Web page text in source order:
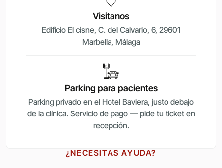
Visitanos
Edificio El cisne, C. del Calvario, 6, 29601
Marbella, Málaga
Parking para pacientes
Parking privado en el Hotel Baviera, justo debajo
de la clínica. Servicio de pago — pide tu ticket en
recepción.
¿NECESITAS AYUDA?